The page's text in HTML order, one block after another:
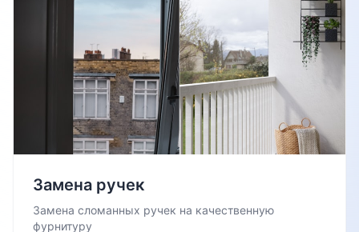
Замена ручек
Замена сломанных ручек на качественную
фурнитуру